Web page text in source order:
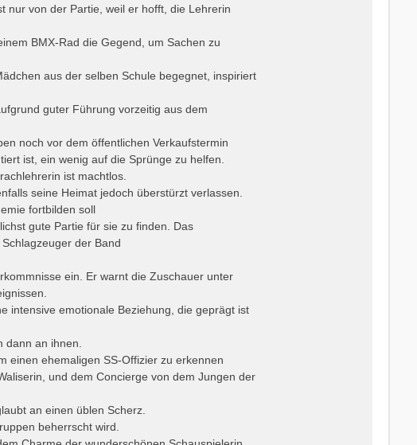
nur von der Partie, weil er hofft, die Lehrerin
BMX-Rad die Gegend, um Sachen zu
aus der selben Schule begegnet, inspiriert
guter Führung vorzeitig aus dem
noch vor dem öffentlichen Verkaufstermin
ist, ein wenig auf die Sprünge zu helfen.
ist machtlos.
seine Heimat jedoch überstürzt verlassen.
fortbilden soll
gute Partie für sie zu finden. Das
der Band
ein. Er warnt die Zuschauer unter
intensive emotionale Beziehung, die geprägt ist
an ihnen.
einen ehemaligen SS-Offizier zu erkennen
und dem Concierge von dem Jungen der
an einen üblen Scherz.
beherrscht wird.